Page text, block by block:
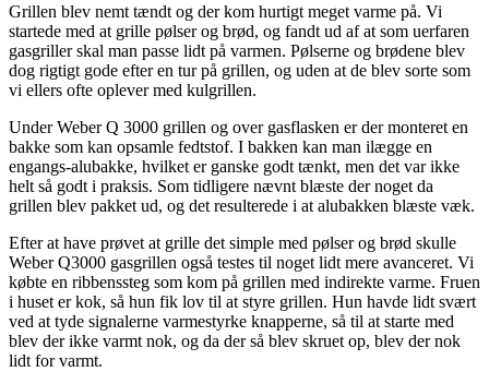
Grillen blev nemt tændt og der kom hurtigt meget varme på. Vi
startede med at grille pølser og brød, og fandt ud af at som uerfaren
gasgriller skal man passe lidt på varmen. Pølserne og brødene blev
dog rigtigt gode efter en tur på grillen, og uden at de blev sorte som
vi ellers ofte oplever med kulgrillen.
Under Weber Q 3000 grillen og over gasflasken er der monteret en
bakke som kan opsamle fedtstof. I bakken kan man ilægge en
engangs-alubakke, hvilket er ganske godt tænkt, men det var ikke
helt så godt i praksis. Som tidligere nævnt blæste der noget da
grillen blev pakket ud, og det resulterede i at alubakken blæste væk.
Efter at have prøvet at grille det simple med pølser og brød skulle
Weber Q3000 gasgrillen også testes til noget lidt mere avanceret. Vi
købte en ribbenssteg som kom på grillen med indirekte varme. Fruen
i huset er kok, så hun fik lov til at styre grillen. Hun havde lidt svært
ved at tyde signalerne varmestyrke knapperne, så til at starte med
blev der ikke varmt nok, og da der så blev skruet op, blev der nok
lidt for varmt.